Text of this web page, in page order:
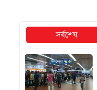
সর্বশেষ